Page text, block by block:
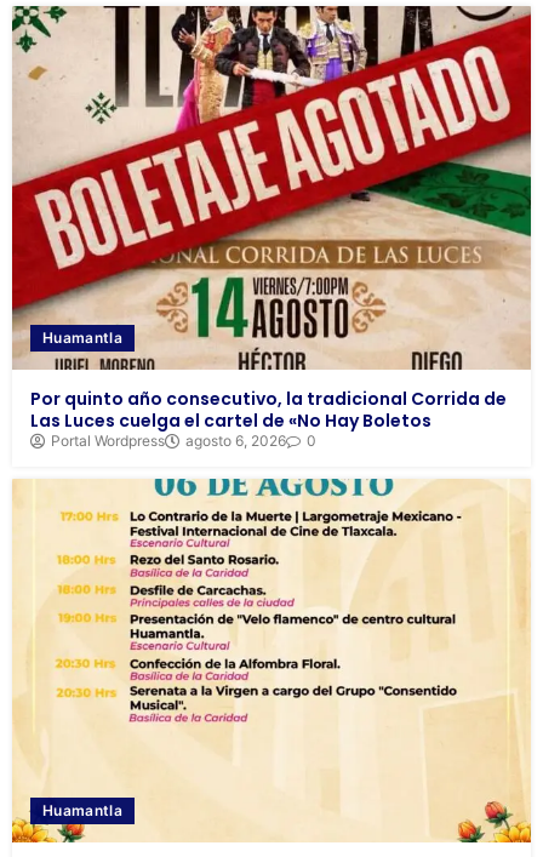
Huamantla
Por quinto año consecutivo, la tradicional Corrida de
Las Luces cuelga el cartel de «No Hay Boletos
Portal Wordpress agosto 6, 2026 0
Huamantla